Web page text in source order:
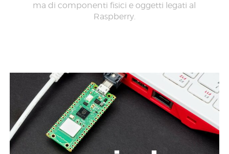
ma di componenti fisici e oggetti legati al
Raspberry.